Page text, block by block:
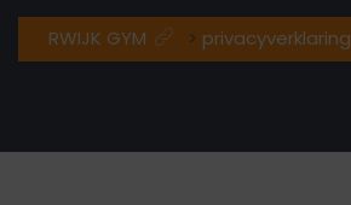
RWIJK GYM > privacyverklaring